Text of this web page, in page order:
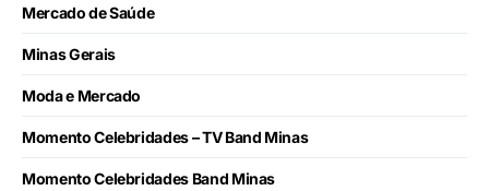
Mercado de Saúde
Minas Gerais
Moda e Mercado
Momento Celebridades – TV Band Minas
Momento Celebridades Band Minas